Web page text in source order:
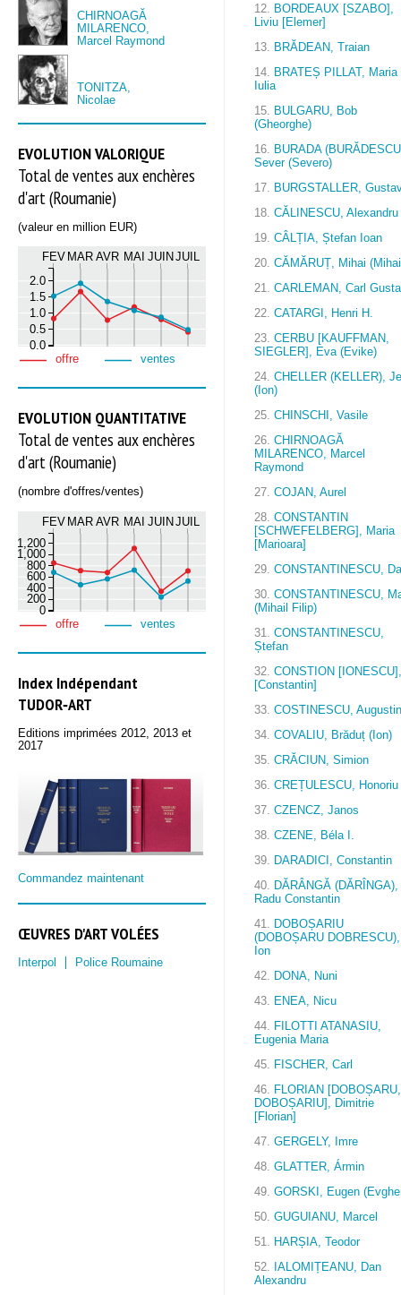
CHIRNOAGĂ
MILARENCO,
Marcel Raymond
TONITZA,
Nicolae
EVOLUTION VALORIQUE
Total de ventes aux enchères
d'art (Roumanie)
(valeur en million EUR)
FEV MAR AVR MAI JUIN JUIL
0.0
0.5
1.0
1.5
2.0
offre ventes
EVOLUTION QUANTITATIVE
Total de ventes aux enchères
d'art (Roumanie)
(nombre d'offres/ventes)
FEV MAR AVR MAI JUIN JUIL
0
200
400
600
800
1,000
1,200
offre ventes
Index Indépendant
TUDOR‑ART
Editions imprimées 2012, 2013 et
2017
Commandez maintenant
ŒUVRES D'ART VOLÉES
Interpol Police Roumaine
12. BORDEAUX [SZABO],
Liviu [Elemer]
13. BRĂDEAN, Traian
14. BRATEȘ PILLAT, Maria
Iulia
15. BULGARU, Bob
(Gheorghe)
16. BURADA
Sever (Severo)
17. BURGSTALLER,
18. CĂLINESCU, Alexandru
19. CÂLȚIA, Ștefan Ioan
20. CĂMĂRUȚ, Mihai
21. CARLEMAN, Carl
22. CATARGI, Henri H.
23. CERBU [KAUFFMAN,
SIEGLER], Eva (Evike)
24. CHELLER (KELLER),
(Ion)
25. CHINSCHI, Vasile
26. CHIRNOAGĂ
MILARENCO, Marcel
Raymond
27. COJAN, Aurel
28. CONSTANTIN
[SCHWEFELBERG], Maria
[Marioara]
29. CONSTANTINESCU,
30. CONSTANTINESCU,
(Mihail Filip)
31. CONSTANTINESCU,
Ștefan
32. CONSTION [IONESCU],
[Constantin]
33. COSTINESCU, Augustin
34. COVALIU, Brăduț (Ion)
35. CRĂCIUN, Simion
36. CREȚULESCU, Honoriu
37. CZENCZ, Janos
38. CZENE, Béla I.
39. DARADICI, Constantin
40. DĂRÂNGĂ (DĂRÎNGA),
Radu Constantin
41. DOBOȘARIU
(DOBOȘARU DOBRESCU),
Ion
42. DONA, Nuni
43. ENEA, Nicu
44. FILOTTI ATANASIU,
Eugenia Maria
45. FISCHER, Carl
46. FLORIAN [DOBOȘARU,
DOBOȘARIU], Dimitrie
[Florian]
47. GERGELY, Imre
48. GLATTER, Ármin
49. GORSKI, Eugen
50. GUGUIANU, Marcel
51. HARȘIA, Teodor
52. IALOMIȚEANU, Dan
Alexandru